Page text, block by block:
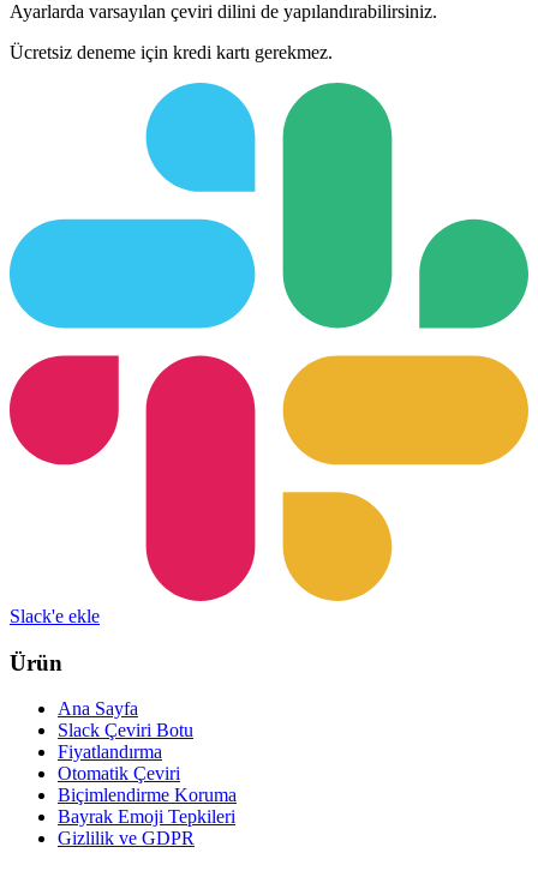
Ayarlarda varsayılan çeviri dilini de yapılandırabilirsiniz.
Ücretsiz deneme için kredi kartı gerekmez.
Slack'e ekle
Ürün
Ana Sayfa
Slack Çeviri Botu
Fiyatlandırma
Otomatik Çeviri
Biçimlendirme Koruma
Bayrak Emoji Tepkileri
Gizlilik ve GDPR